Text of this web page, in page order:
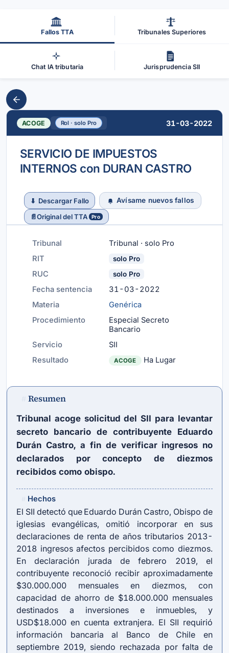
Fallos TTA Tribunales Superiores
Chat IA tributaria Jurisprudencia SII
ACOGE Rol · solo Pro 31-03-2022
SERVICIO DE IMPUESTOS
INTERNOS con DURAN CASTRO
⬇ Descargar Fallo
Avísame nuevos fallos
📄Original del TTA Pro
Tribunal
Tribunal · solo Pro
RIT
solo Pro
RUC solo Pro
Fecha sentencia
31-03-2022
Materia
Genérica
Procedimiento
Especial Secreto
Bancario
Servicio
SII
Resultado
ACOGE Ha Lugar
Resumen
Tribunal acoge solicitud del SII para levantar
secreto bancario de contribuyente Eduardo
Durán Castro, a fin de verificar ingresos no
declarados por concepto de diezmos
recibidos como obispo.
Hechos
El SII detectó que Eduardo Durán Castro, Obispo de
iglesias evangélicas, omitió incorporar en sus
declaraciones de renta de años tributarios 2013-
2018 ingresos afectos percibidos como diezmos.
En declaración jurada de febrero 2019, el
contribuyente reconoció recibir aproximadamente
$30.000.000 mensuales en diezmos, con
capacidad de ahorro de $18.000.000 mensuales
destinados a inversiones e inmuebles, y
USD$18.000 en cuenta extranjera. El SII requirió
información bancaria al Banco de Chile en
septiembre 2019, siendo rechazada por falta de